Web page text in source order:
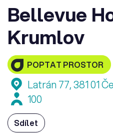
Bellevue
Krumlov
POPTAT PROSTOR
Latrán 77, 381 01
100
Sdílet